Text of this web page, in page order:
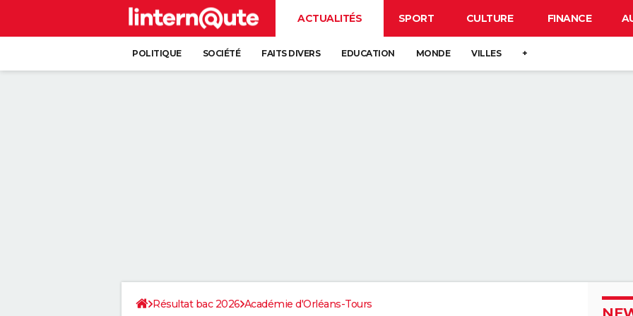
ACTUALITÉS SPORT CULTURE FINANCE
POLITIQUE SOCIÉTÉ FAITS DIVERS EDUCATION MONDE VILLES +
Résultat bac 2026 Académie d'Orléans-Tours